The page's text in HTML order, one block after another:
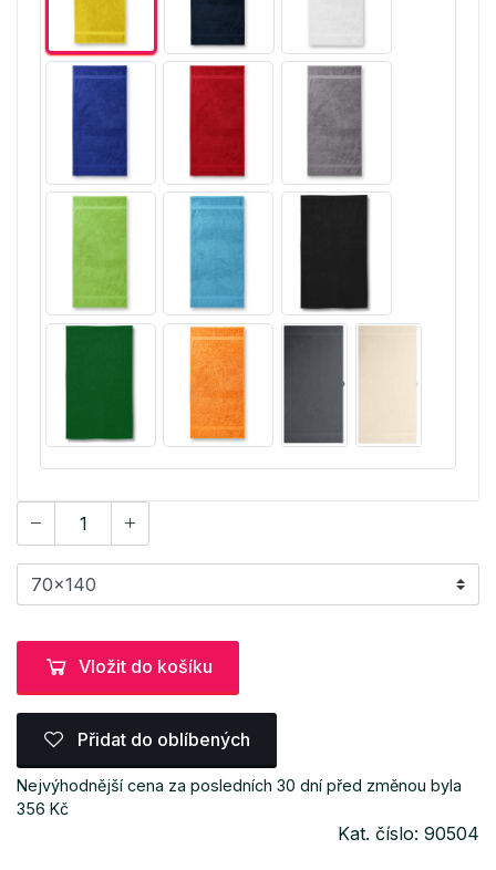
Vložit do košíku
Přidat do oblíbených
Nejvýhodnější cena za posledních 30 dní před změnou byla
356 Kč
Kat. číslo: 90504